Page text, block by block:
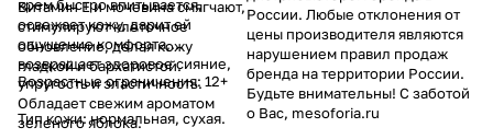
Витамин Е и мочевина смягчают,
стимулируют клеточное
обновление, делая кожу
гладкой и бархатистой.
крем быстро впитывается,
освежает кожу, дарит ей
ощущение комфорта,
возвращает здоровое сияние,
упругость и эластичность.
Обладает свежим ароматом
зеленого яблока.
Возрастные ограничения: 12+
Тип кожи: нормальная, сухая.
России. Любые отклонения от
цены производителя являются
нарушением правил продаж
бренда на территории России.
Будьте внимательны! С заботой
о Вас, mesoforia.ru